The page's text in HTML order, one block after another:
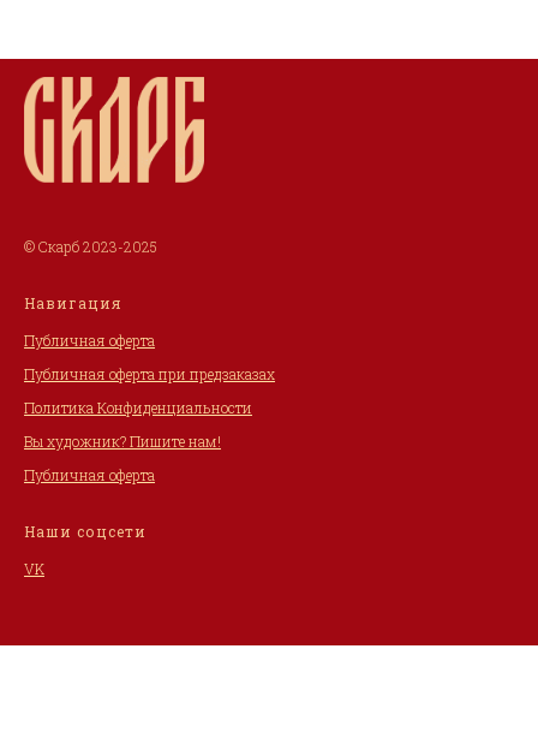
© Скарб 2023-2025
Навигация
Публичная оферта
Публичная оферта при предзаказах
Политика Конфиденциальности
Вы художник? Пишите нам!
Публичная оферта
Наши соцсети
VK